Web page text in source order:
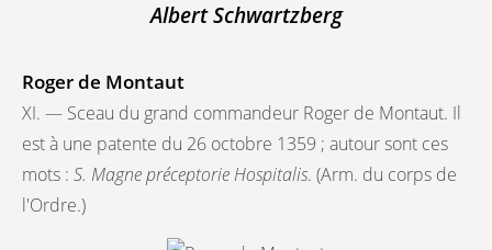
Albert Schwartzberg
Roger de Montaut
XI. — Sceau du grand commandeur Roger de Montaut. Il
est à une patente du 26 octobre 1359 ; autour sont ces
mots : S. Magne préceptorie Hospitalis. (Arm. du corps de
l'Ordre.)